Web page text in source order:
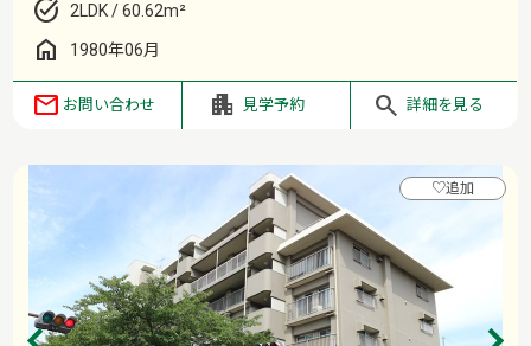
2LDK / 60.62m²
1980年06月
お問い合わせ 見学予約 詳細を見る
♡追加